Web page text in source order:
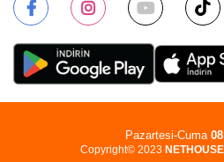
Copyright© 2023 NETHOUSE
Pazartesi-Cuma